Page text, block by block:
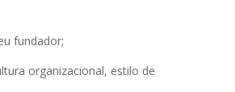
fundador;
organizacional, estilo de